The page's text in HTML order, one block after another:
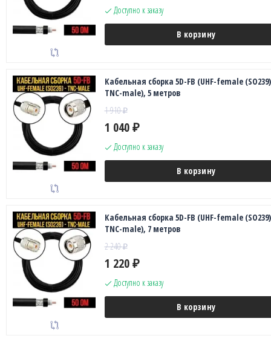
Доступно к заказу
В корзину
Кабельная сборка 5D-FB (UHF-female
TNC-male), 5 метров
1 910₽
1 040 ₽
Доступно к заказу
В корзину
Кабельная сборка 5D-FB (UHF-female
TNC-male), 7 метров
2 240₽
1 220 ₽
Доступно к заказу
В корзину